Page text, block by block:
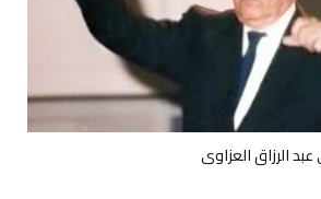
الرزاق العزاوي